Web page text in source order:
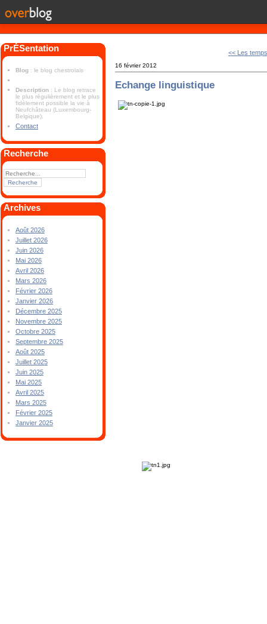
PrÉSentation
Blog : le blog chestrolais
Description : Le blog retrace
le plus régulièrement et le plus
fidèlement possible la vie à
Neufchâteau (Luxembourg-
Belgique).
Contact
Recherche
Archives
Août 2026
Juillet 2026
Juin 2026
Mai 2026
Avril 2026
Mars 2026
Février 2026
Janvier 2026
Décembre 2025
Novembre 2025
Octobre 2025
Septembre 2025
Août 2025
Juillet 2025
Juin 2025
Mai 2025
Avril 2025
Mars 2025
Février 2025
Janvier 2025
<< Les
16 février 2012
Echange linguistique